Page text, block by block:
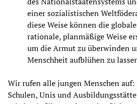
einer sozialistischen
diese Weise können die
rationale, planmäßige Weise
um die Armut zu überwinden
Menschheit aufblühen zu
Wir rufen alle jungen Menschen
Schulen, Unis und